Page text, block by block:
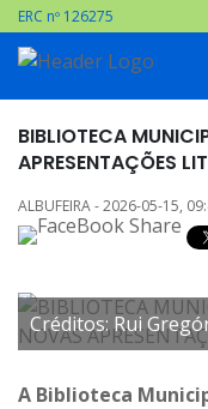
ERC nº 126275
BIBLIOTECA
APRESENTAÇÕES
ALBUFEIRA - 2026-05-15,
Créditos: Rui
A Biblioteca